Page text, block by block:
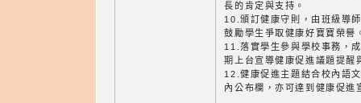
長的肯定與支持。
10.頒訂健康守則，由班級導
鼓勵學生爭取健康好寶寶榮譽
11.落實學生參與學校事務，
期上台宣導健康促進議題提醒
12.健康促進主題結合校內語
內公布欄，亦可達到健康促進